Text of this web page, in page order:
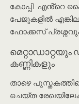
കോപ്പി എൻ്റെ
പേജുകളിൽ
ഫോക്കസ് പ്രശ്നവും
മെറ്റാഡാറ്റയും
കണ്ണികളും
താഴെ
ചെയ്ത